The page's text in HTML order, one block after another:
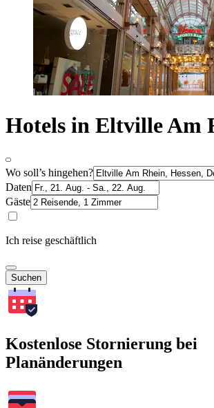
Hotels in Eltville Am
Wo soll’s hingehen?
Daten
Gäste
Ich reise geschäftlich
Suchen
Kostenlose Stornierung bei
Planänderungen